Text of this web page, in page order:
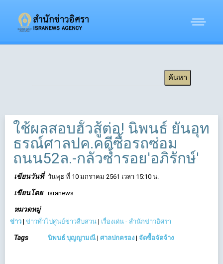
ใช้ผลสอบฮั้วสู้ต่อ! นิพนธ์ ยันอุท
ธรณ์ศาลปค.คดีซื้อรถซ่อม
ถนน52ล.-กลัวซ้ำรอย'อภิรักษ์'
เขียนวันที่ วันพุธ ที่ 10 มกราคม 2561 เวลา 15:10 น.
เขียนโดย isranews
หมวดหมู่
ข่าว | ข่าวทั่วไปศูนย์ข่าวสืบสวน | เรื่องเด่น - สำนักข่าวอิศรา
Tags นิพนธ์ บุญญามณี | ศาลปกครอง | จัดซื้อจัดจ้าง